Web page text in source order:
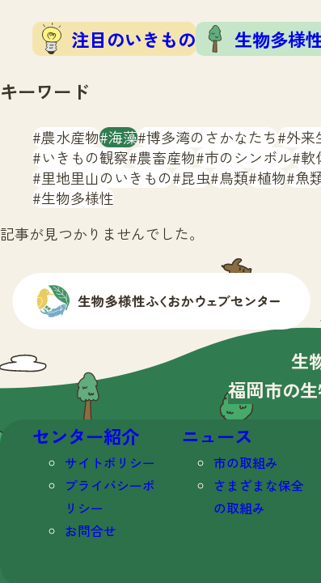
注目のいきもの 生物多様
キーワード
農水産物 海藻 博多湾のさかなたち 外来
いきもの観察 農畜産物 市のシンボル 軟
里地里山のいきもの 昆虫 鳥類 植物 魚
生物多様性
記事が見つかりませんでした。
生
福岡市の
センター紹介
サイトポリシー
プライバシーポ
リシー
お問合せ
ニュース
市の取組み
さまざまな保全
の取組み